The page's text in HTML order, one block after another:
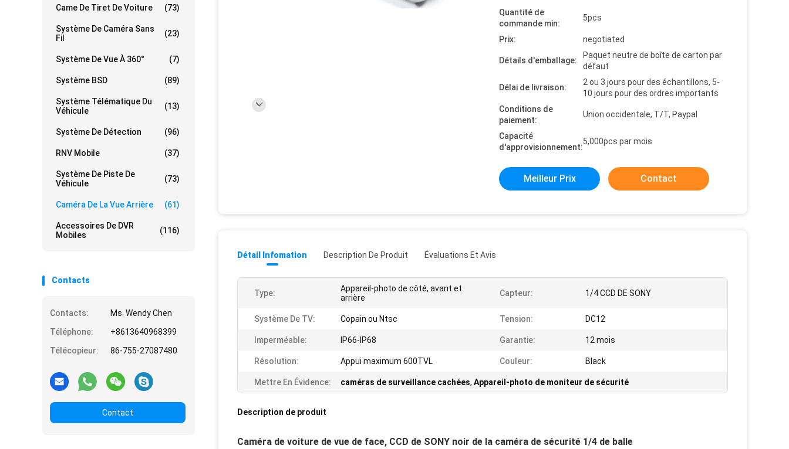
Came De Tiret De Voiture (73)
Système De Caméra Sans
Fil
(23)
Système De Vue À 360° (7)
Système BSD (89)
Système Télématique Du
Véhicule
(13)
Système De Détection (96)
RNV Mobile (37)
Système De Piste De
Véhicule
(73)
Caméra De La Vue Arrière (61)
Accessoires De DVR
Mobiles
(116)
Contacts
Contacts:
Ms. Wendy Chen
Téléphone:
+8613640968399
Télécopieur:
86-755-27087480
Contact
Quantité de
commande min:
5pcs
Prix: negotiated
Détails d'emballage:
Paquet neutre de boîte de carton par
défaut
Délai de livraison:
2 ou 3 jours pour des échantillons, 5-
10 jours pour des ordres importants
Conditions de
paiement:
Union occidentale, T/T, Paypal
Capacité
d'approvisionnement:
5,000pcs par mois
Meilleur Prix Contact
Détail Infomation Description De Produit Évaluations Et Avis
Type:
Appareil-photo de côté, avant et
arrière
Capteur: 1/4 CCD DE SONY
Système De TV: Copain ou Ntsc Tension: DC12
Imperméable: IP66-IP68 Garantie: 12 mois
Résolution: Appui maximum 600TVL Couleur: Black
Mettre En Évidence: caméras de surveillance cachées, Appareil-photo de moniteur de sécurité
Description de produit
Caméra de voiture de vue de face, CCD de SONY noir de la caméra de sécurité 1/4 de balle